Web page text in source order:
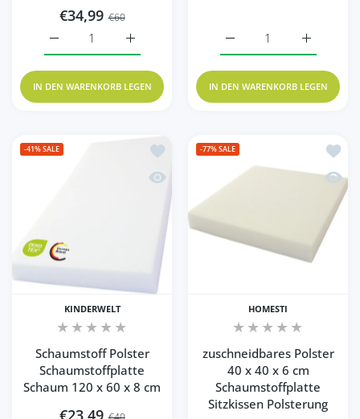
€34,99 €60
Erhöhe die Menge für Baby
Erhöhe die Menge für Baby Schaumkernmatratze mit
IN DEN WARENKORB LEGEN
Erhöhe
Erhöhe die Menge für
IN DEN WARENKORB LEGEN
-41%SALE
Zur Wunschliste hinzufügen
Schnellansicht Schaumstoff Polster
KINDERWELT
Schaumstoff Polster
Schaumstoffplatte
Schaum 120 x 60 x 8 cm
€23,49
-77%SALE
Zur
HOMESTI
zuschneidbares Polster
40 x 40 x 6 cm
Schaumstoffplatte
Sitzkissen Polsterung